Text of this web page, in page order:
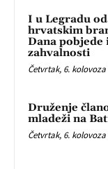
I u Legradu
hrvatskim
Dana pobjede
zahvalnosti
Četvrtak, 6. kolovoza
Druženje
mladeži na
Četvrtak, 6. kolovoza